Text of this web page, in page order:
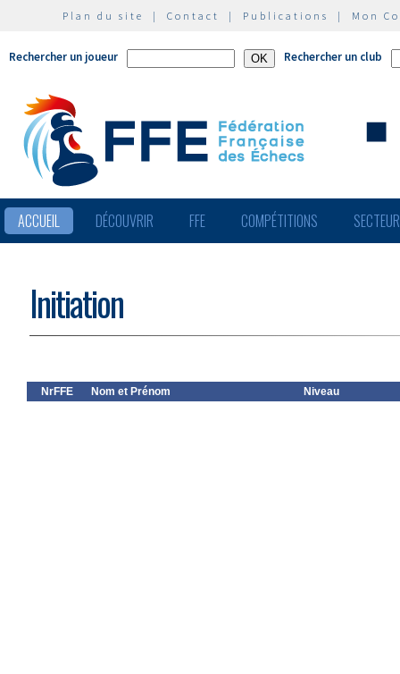
Plan du site | Contact | Publications | Mon
Rechercher un joueur Rechercher un club
ACCUEIL DÉCOUVRIR FFE COMPÉTITIONS
Initiation
NrFFE Nom et Prénom Niveau